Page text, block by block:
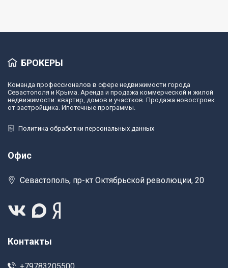
БРОКЕРЫ
Команда профессионалов в сфере недвижимости города
Севастополя и Крыма. Аренда и продажа коммерческой и жилой
недвижимости: квартир, домов и участков. Продажа новостроек
от застройщика. Ипотечные программы.
Политика обработки персональных данных
Офис
Севастополь, пр-кт Октябрьской революции, 20
Контакты